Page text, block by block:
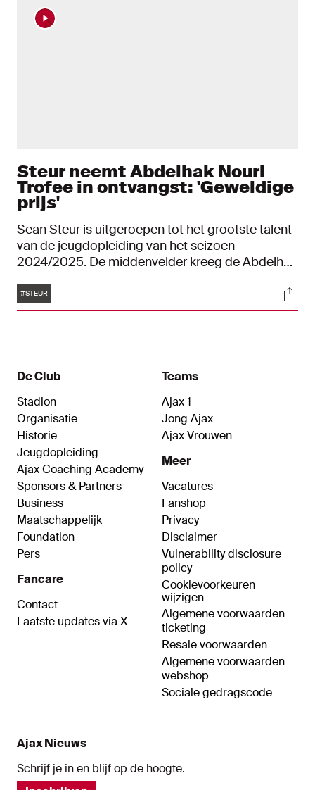
Steur neemt Abdelhak Nouri
Trofee in ontvangst: 'Geweldige
prijs'
Sean Steur is uitgeroepen tot het grootste talent
van de jeugdopleiding van het seizoen
2024/2025. De middenvelder kreeg de Abdelhak
Mohammed Nouri en Marijn Beuker. Steur is de
opvolger van Lucas Jetten.
Tags
#STEUR
De Club
Stadion
Organisatie
Historie
Jeugdopleiding
Ajax Coaching Academy
Sponsors & Partners
Business
Maatschappelijk
Foundation
Pers
Fancare
Contact
Laatste updates via X
Teams
Ajax 1
Jong Ajax
Ajax Vrouwen
Meer
Vacatures
Fanshop
Privacy
Disclaimer
Vulnerability disclosure
policy
Cookievoorkeuren
wijzigen
Algemene voorwaarden
ticketing
Resale voorwaarden
Algemene voorwaarden
webshop
Sociale gedragscode
Ajax Nieuws
Schrijf je in en blijf op de hoogte.